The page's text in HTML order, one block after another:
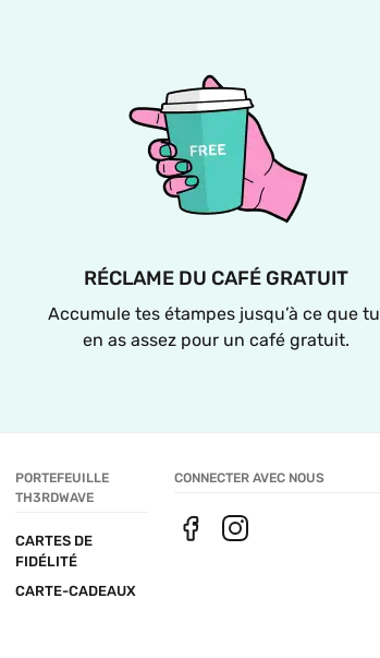
RÉCLAME DU CAFÉ GRATUIT
Accumule tes étampes jusqu’à ce que tu
en as assez pour un café gratuit.
PORTEFEUILLE
TH3RDWAVE
CARTES DE
FIDÉLITÉ
CARTE-CADEAUX
CONNECTER AVEC NOUS